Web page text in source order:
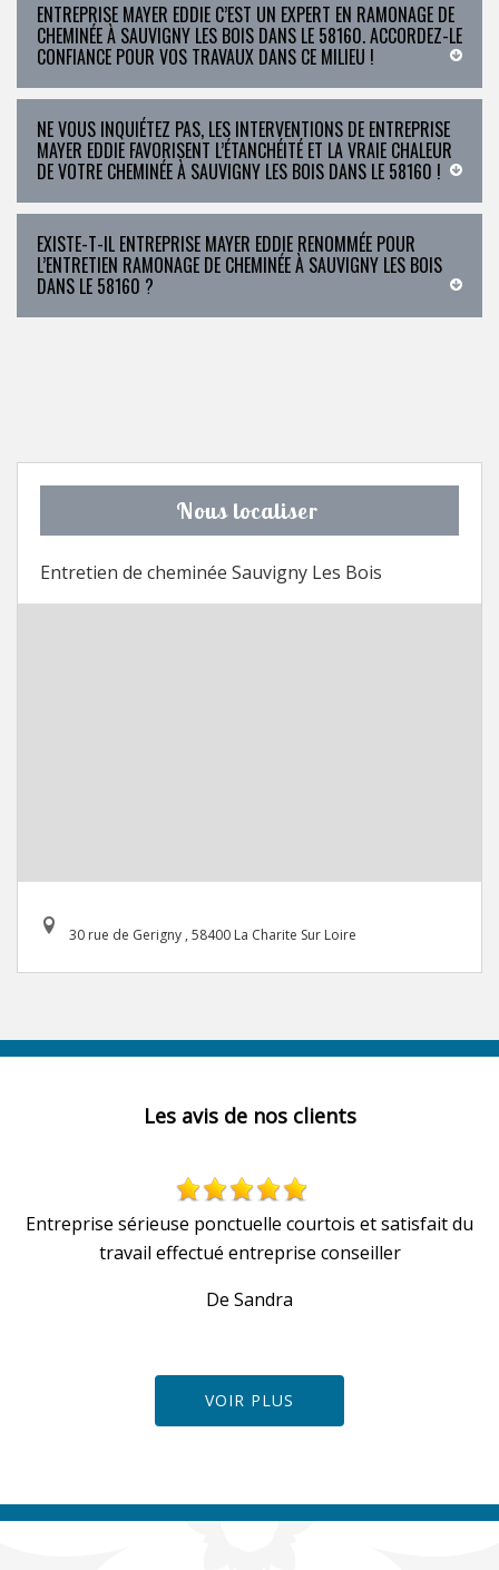
ENTREPRISE MAYER EDDIE C’EST UN EXPERT EN RAMONAGE DE
CHEMINÉE À SAUVIGNY LES BOIS DANS LE 58160. ACCORDEZ-LE
CONFIANCE POUR VOS TRAVAUX DANS CE MILIEU !
NE VOUS INQUIÉTEZ PAS, LES INTERVENTIONS DE ENTREPRISE
MAYER EDDIE FAVORISENT L’ÉTANCHÉITÉ ET LA VRAIE CHALEUR
DE VOTRE CHEMINÉE À SAUVIGNY LES BOIS DANS LE 58160 !
EXISTE-T-IL ENTREPRISE MAYER EDDIE RENOMMÉE POUR
L’ENTRETIEN RAMONAGE DE CHEMINÉE À SAUVIGNY LES BOIS
DANS LE 58160 ?
Nous localiser
Entretien de cheminée Sauvigny Les Bois
30 rue de Gerigny , 58400 La Charite Sur Loire
Les avis de nos clients
Entreprise sérieuse ponctuelle courtois et satisfait du
travail effectué entreprise conseiller
De Sandra
VOIR PLUS